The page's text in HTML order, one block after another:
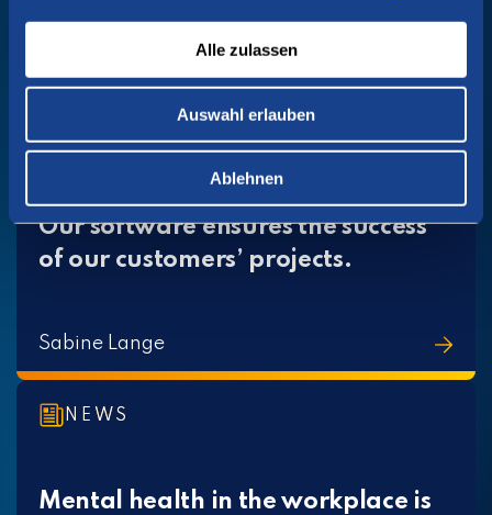
Alle zulassen
Auswahl erlauben
Ablehnen
NEWS
Our software ensures the success
of our customers’ projects.
Sabine Lange
NEWS
Mental health in the workplace is